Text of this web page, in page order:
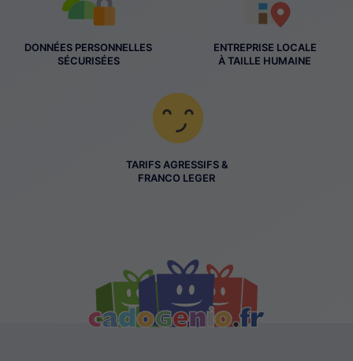
DONNÉES PERSONNELLES
SÉCURISÉES
ENTREPRISE LOCALE
À TAILLE HUMAINE
TARIFS AGRESSIFS &
FRANCO LEGER